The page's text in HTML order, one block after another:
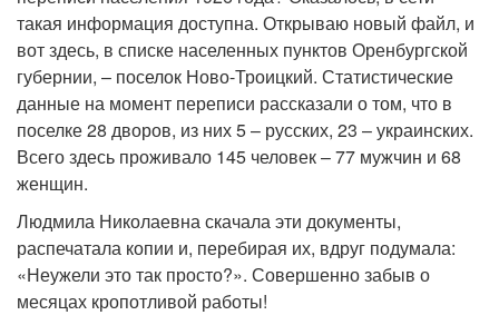
такая информация доступна. Открываю новый файл, и
вот здесь, в списке населенных пунктов Оренбургской
губернии, – поселок Ново-Троицкий. Статистические
данные на момент переписи рассказали о том, что в
поселке 28 дворов, из них 5 – русских, 23 – украинских.
Всего здесь проживало 145 человек – 77 мужчин и 68
женщин.
Людмила Николаевна скачала эти документы,
распечатала копии и, перебирая их, вдруг подумала:
«Неужели это так просто?». Совершенно забыв о
месяцах кропотливой работы!